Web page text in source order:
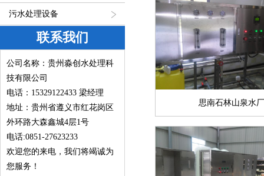
污水处理设备
联系我们
公司名称：贵州淼创水处理科
技有限公司
电话：15329122433 梁经理
地址：贵州省遵义市红花岗区
外环路大森鑫城4层1号
电话:0851-27623233
欢迎您的来电，我们将竭诚为
您服务！
思南石林山泉水厂